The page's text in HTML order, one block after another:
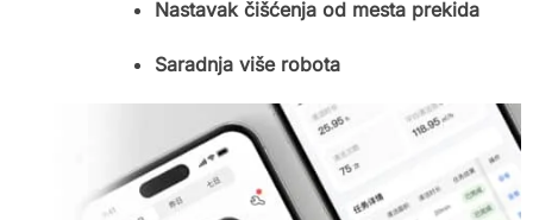
Nastavak čišćenja od mesta prekida
Saradnja više robota